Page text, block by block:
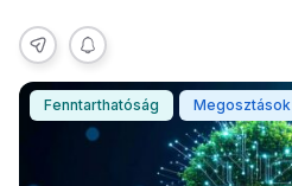
shareNotification
(c)
AdobeStock
Fenntarthatóság Megosztások